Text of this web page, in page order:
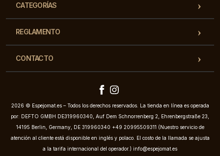
CATEGORÍAS
REGLAMENTO
CONTACTO
2026 © Espejomat.es – Todos los derechos reservados. La tienda en línea es operada
por: DEFTO GMBH DE319960340, Auf Dem Schnorrenberg 2, Ehrenbergstraße 23,
14195 Berlin, Germany, DE 319960340 +49 20995509311 (Nuestro servicio de
atención al cliente está disponible en inglés y polaco. El costo de la llamada se ajusta
a la tarifa internacional del operador.) info@espejomat.es